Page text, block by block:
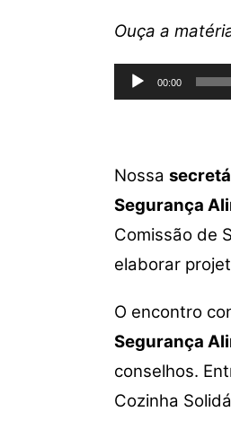
at
s
A
c
e
b
k
Ouça a
Tocador
de
00:00
Nossa
Segurança
Comissão de
elaborar
O encontro
Segurança
conselhos.
Cozinha